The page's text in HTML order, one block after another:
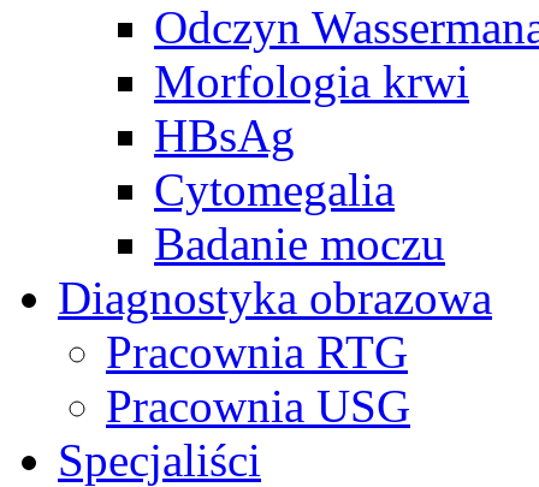
Odczyn
Morfologia krwi
HBsAg
Cytomegalia
Badanie moczu
Diagnostyka obrazowa
Pracownia RTG
Pracownia USG
Specjaliści